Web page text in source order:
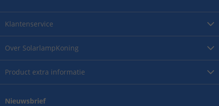
Over SolarlampKoning
Product extra informatie
Klantenservice
Nieuwsbrief